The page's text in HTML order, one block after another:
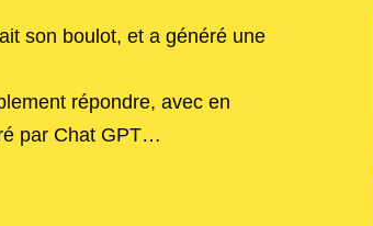
son boulot, et a généré une
répondre, avec en
par Chat GPT…